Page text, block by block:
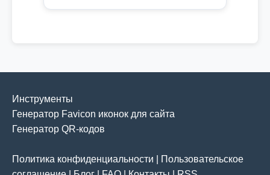
Инструменты
Генератор Favicon иконок для сайта
Генератор QR-кодов
Политика конфиденциальности
Пользовательское